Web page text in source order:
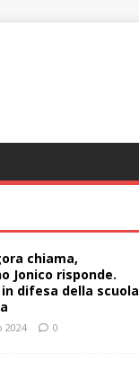
chiama,
Jonico risponde.
in difesa della scuola
2024 0